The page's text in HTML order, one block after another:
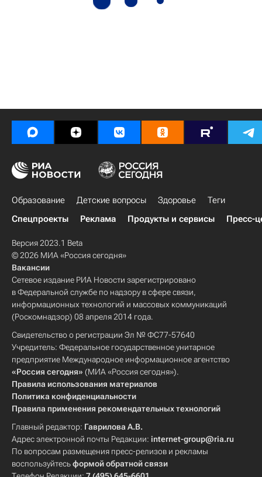
Образование Детские вопросы Здоровье
Теги
Спецпроекты
Реклама Продукты и сервисы Пресс-
Версия 2023.1 Beta
© 2026 МИА «Россия сегодня»
Вакансии
Сетевое издание РИА Новости зарегистрировано
в Федеральной службе по надзору в сфере связи,
информационных технологий и массовых коммуникаций
(Роскомнадзор) 08 апреля 2014 года.
Свидетельство о регистрации Эл № ФС77-57640
Учредитель: Федеральное государственное унитарное
предприятие Международное информационное агентство
«Россия сегодня» (МИА «Россия сегодня»).
Правила использования материалов
Политика конфиденциальности
Правила применения рекомендательных технологий
Главный редактор: Гаврилова А.В.
Адрес электронной почты Редакции: internet-group@ria.ru
По вопросам размещения пресс-релизов и рекламы
воспользуйтесьформой обратной связи